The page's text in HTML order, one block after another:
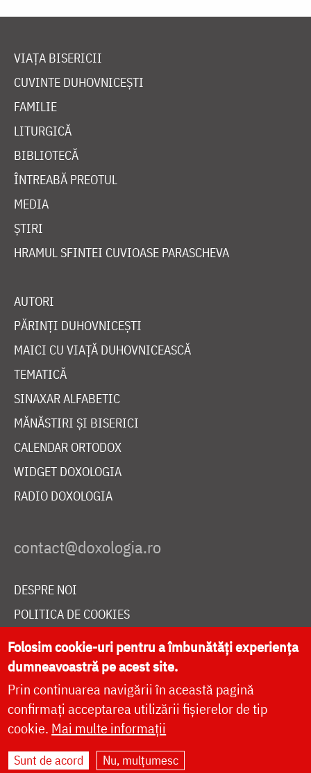
VIAȚA BISERICII
CUVINTE DUHOVNICEȘTI
FAMILIE
LITURGICĂ
BIBLIOTECĂ
ÎNTREABĂ PREOTUL
MEDIA
ȘTIRI
HRAMUL SFINTEI CUVIOASE PARASCHEVA
AUTORI
PĂRINȚI DUHOVNICEȘTI
MAICI CU VIAȚĂ DUHOVNICEASCĂ
TEMATICĂ
SINAXAR ALFABETIC
MĂNĂSTIRI ȘI BISERICI
CALENDAR ORTODOX
WIDGET DOXOLOGIA
RADIO DOXOLOGIA
DESPRE NOI
POLITICA DE COOKIES
DONEAZĂ ONLINE PENTRU CATEDRALA NAȚIONALĂ
LIVE
Site dezvoltat deDOXOLOGIA MEDIA
Folosim cookie-uri pentru a îmbunătăți experiența
dumneavoastră pe acest site.
Prin continuarea navigării în această pagină
confirmați acceptarea utilizării fișierelor de tip
cookie. Mai multe informații
Sunt de acord Nu, mulțumesc